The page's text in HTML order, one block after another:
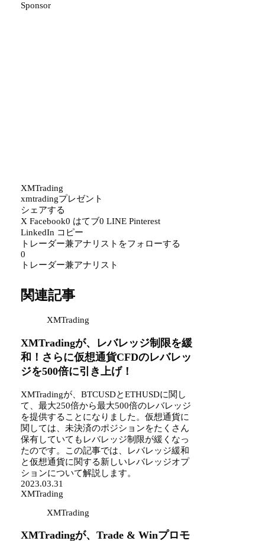
Sponsor
XMTrading
xmtradingプレゼント
シェアする
X Facebook0 はてブ0 LINE Pinterest
LinkedIn コピー
トレーダー兼アナリストをフォローする
0
トレーダー兼アナリスト
関連記事
XMTrading
XMTradingが、レバレッジ制限を緩
和！さらに仮想通貨CFDのレバレッ
ジを500倍に引き上げ！
XMTradingが、BTCUSDとETHUSDに関し
て、最大250倍から最大500倍のレバレッジ
を提供することになりました。仮想通貨に
関しては、未決済のポジションをたくさん
保有していてもレバレッジ制限が緩くなっ
たのです。この記事では、レバレッジ緩和
と仮想通貨に関する新しいレバレッジオプ
ションについて解説します。
2023.03.31
XMTrading
XMTrading
XMTradingが、Trade & Winプロモ